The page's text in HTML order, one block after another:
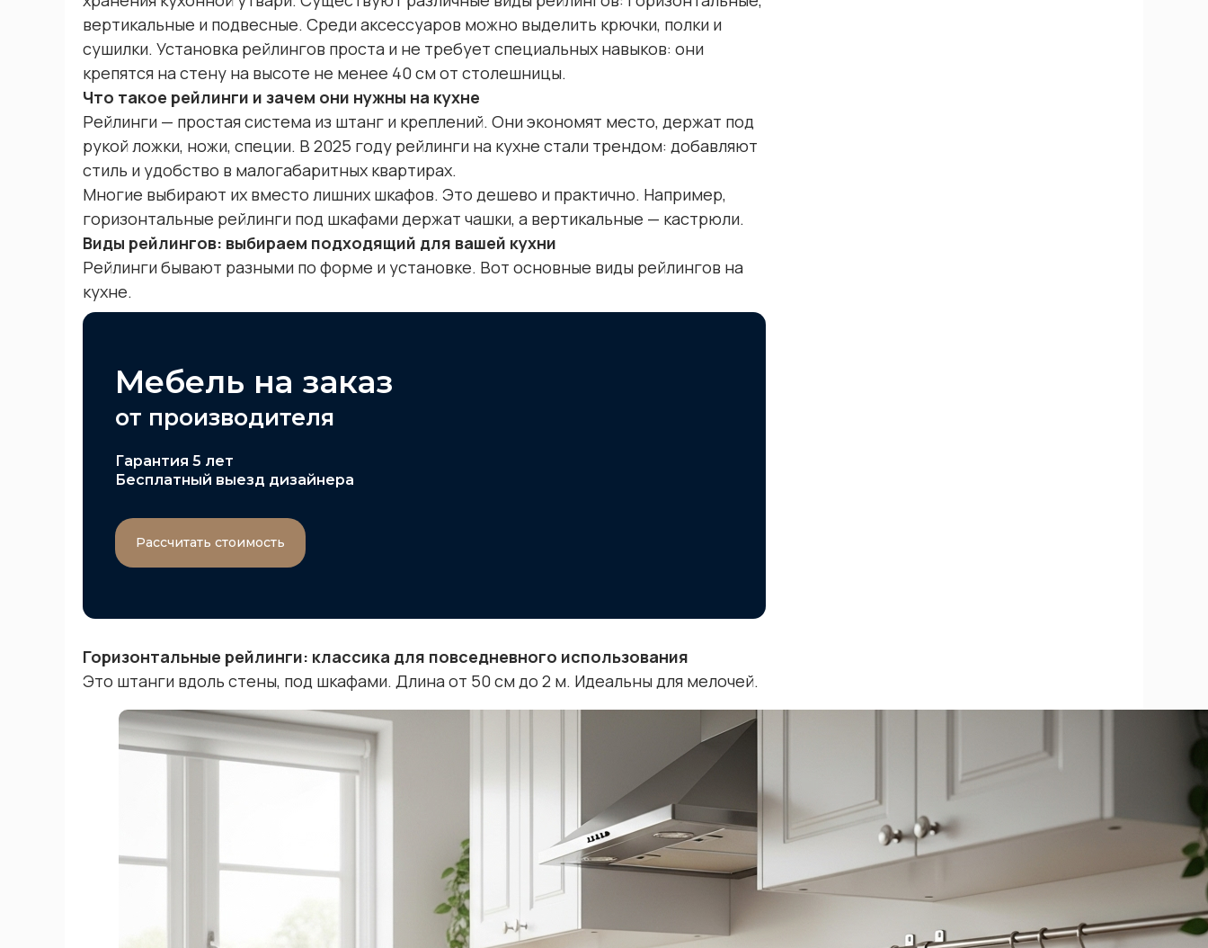
вертикальные и подвесные. Среди аксессуаров можно выделить крючки, полки и
сушилки. Установка рейлингов проста и не требует специальных навыков: они
крепятся на стену на высоте не менее 40 см от столешницы.
Что такое рейлинги и зачем они нужны на кухне
Рейлинги — простая система из штанг и креплений. Они экономят место, держат под
рукой ложки, ножи, специи. В 2025 году рейлинги на кухне стали трендом: добавляют
стиль и удобство в малогабаритных квартирах.
Многие выбирают их вместо лишних шкафов. Это дешево и практично. Например,
горизонтальные рейлинги под шкафами держат чашки, а вертикальные — кастрюли.
Виды рейлингов: выбираем подходящий для вашей кухни
Рейлинги бывают разными по форме и установке. Вот основные виды рейлингов на
кухне.
Мебель на заказ
от производителя
Гарантия 5 лет
Бесплатный выезд дизайнера
Рассчитать стоимость
Горизонтальные рейлинги: классика для повседневного использования
Это штанги вдоль стены, под шкафами. Длина от 50 см до 2 м. Идеальны для мелочей.